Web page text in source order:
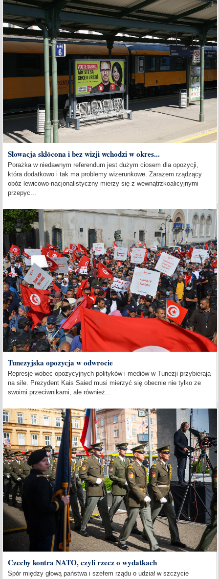
Słowacja skłócona i bez wizji wchodzi w okres...
Porażka w niedawnym referendum jest dużym ciosem dla opozycji,
która dodatkowo i tak ma problemy wizerunkowe. Zarazem rządzący
obóz lewicowo-nacjonalistyczny mierzy się z wewnątrzkoalicyjnymi
przepyc...
Tunezyjska opozycja w odwrocie
Represje wobec opozycyjnych polityków i mediów w Tunezji przybierają
na sile. Prezydent Kais Saied musi mierzyć się obecnie nie tylko ze
swoimi przeciwnikami, ale również...
Czechy kontra NATO, czyli rzecz o wydatkach
Spór między głową państwa i szefem rządu o udział w szczycie